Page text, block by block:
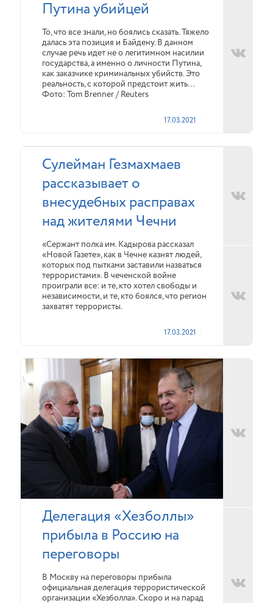
Путина убийцей
То, что все знали, но боялись сказать. Тяжело
далась эта позиция и Байдену. В данном
случае речь идет не о легитимном насилии
государства, а именно о личности Путина,
как заказчике криминальных убийств. Это
реальность, с которой предстоит жить…
Фото: Tom Brenner / Reuters
17.03.2021
Сулейман Гезмахмаев
рассказывает о
внесудебных расправах
над жителями Чечни
«Сержант полка им. Кадырова рассказал
«Новой Газете», как в Чечне казнят людей,
которых под пытками заставили назваться
террористами». В чеченской войне
проиграли все: и те, кто хотел свободы и
независимости, и те, кто боялся, что регион
захватят террористы.
17.03.2021
Делегация «Хезболлы»
прибыла в Россию на
переговоры
В Москву на переговоры прибыла
официальная делегация террористической
организации «Хезболла». Скоро и на парад